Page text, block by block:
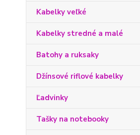
Kabelky veľké
Kabelky stredné a malé
Batohy a ruksaky
Džínsové riflové kabelky
Ľadvinky
Tašky na notebooky